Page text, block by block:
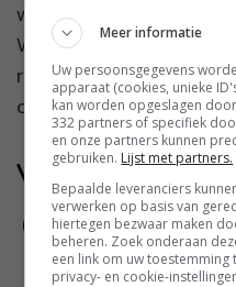
wordt er lekker zacht
Wel varieer ik de
regelmatig, zodat je
ook steeds we...
Volg jij ons al?
Meer informatie
Uw persoonsgegevens
apparaat (cookies, unieke
kan worden opgeslagen
332 partners of specifiek
en onze partners kunnen
gebruiken. Lijst met partners.
Bepaalde leveranciers
verwerken op basis van
hiertegen bezwaar maken
beheren. Zoek onderaan
een link om uw
privacy- en cookie-